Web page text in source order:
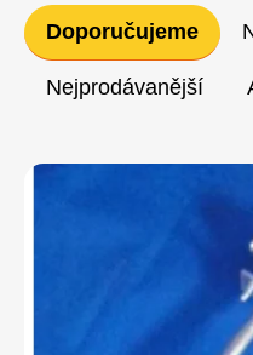
Řazení
produktů
Doporučujeme
Nejprodávanější
Výpis